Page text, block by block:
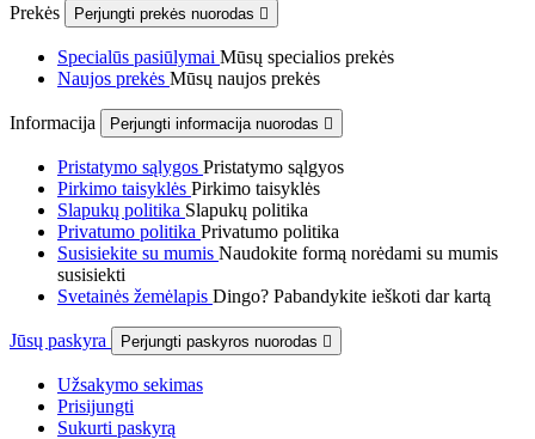
Prekės Perjungti prekės nuorodas 
Specialūs pasiūlymai Mūsų specialios prekės
Naujos prekės Mūsų naujos prekės
Informacija Perjungti informacija nuorodas 
Pristatymo sąlygos Pristatymo sąlgyos
Pirkimo taisyklės Pirkimo taisyklės
Slapukų politika Slapukų politika
Privatumo politika Privatumo politika
Susisiekite su mumis Naudokite formą norėdami su mumis
susisiekti
Svetainės žemėlapis Dingo? Pabandykite ieškoti dar kartą
Jūsų paskyra Perjungti paskyros nuorodas 
Užsakymo sekimas
Prisijungti
Sukurti paskyrą